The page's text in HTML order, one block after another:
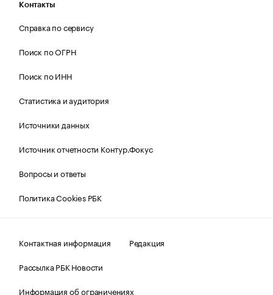
Контакты
Справка по сервису
Поиск по ОГРН
Поиск по ИНН
Статистика и аудитория
Источники данных
Источник отчетности Контур.Фокус
Вопросы и ответы
Политика Cookies РБК
Контактная информация
Редакция
Рассылка РБК Новости
Информация об ограничениях